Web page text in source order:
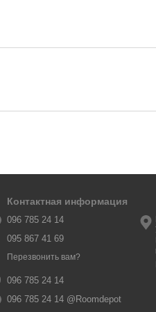
Контактная информация
096 785 24 14
095 867 41 69
Перезвонить вам?
096 785 24 14
096 785 24 14 @Roomdepot